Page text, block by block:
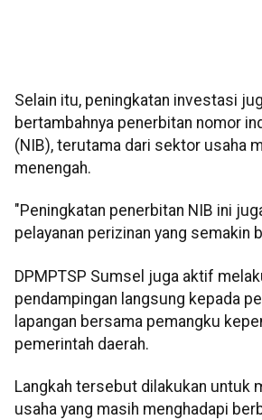
Selain itu, peningkatan investasi
bertambahnya penerbitan nomor
(NIB), terutama dari sektor usaha
menengah.
"Peningkatan penerbitan NIB ini
pelayanan perizinan yang semakin
DPMPTSP Sumsel juga aktif
pendampingan langsung kepada
lapangan bersama pemangku
pemerintah daerah.
Langkah tersebut dilakukan untuk
usaha yang masih menghadapi